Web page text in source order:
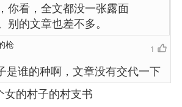
你看，全文都没一张露面
别的文章也差不多。
枪 1
是谁的种啊，文章没有交代一下
女的村子的村支书